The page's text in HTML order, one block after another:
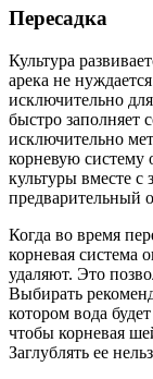
Пересадка
Культура
арека не
исключительно
быстро заполняет
исключительно
корневую систему
культуры вместе
предварительный
Когда во время
корневая система
удаляют. Это
Выбирать
котором вода
чтобы корневая
Заглублять ее